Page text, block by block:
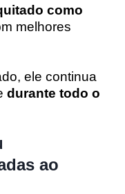
como
melhores
ele continua
durante todo o
ao